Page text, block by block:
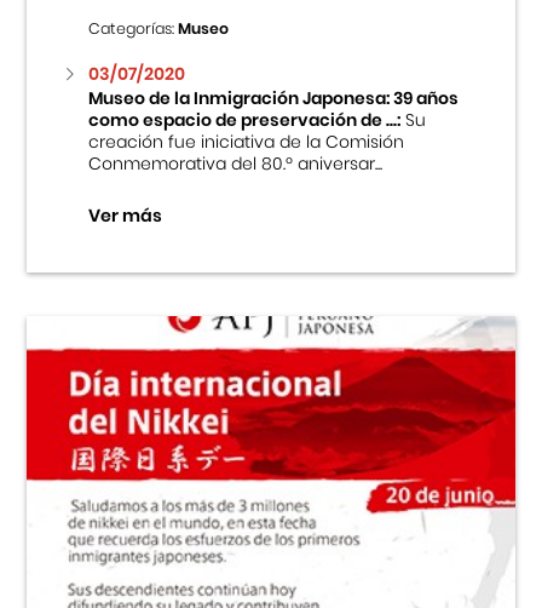
Categorías:Museo
03/07/2020
Museo de la Inmigración Japonesa: 39 años
como espacio de preservación de ...:Su
creación fue iniciativa de la Comisión
Conmemorativa del 80.º aniversar...
Ver más